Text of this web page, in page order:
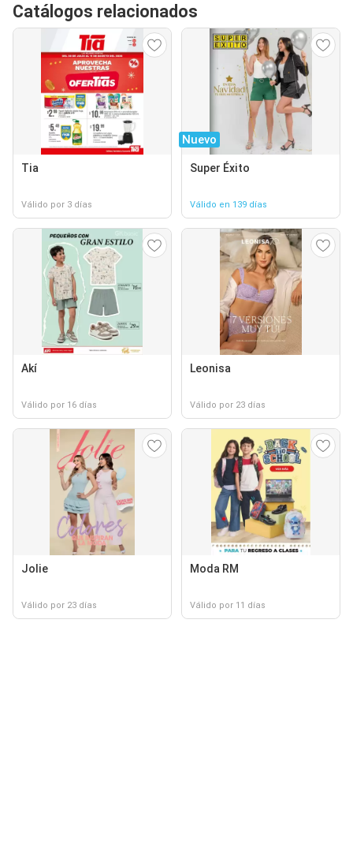
Catálogos relacionados
Tia
Válido por 3 días
Nuevo
Super Éxito
Válido en 139 días
Akí
Válido por 16 días
Leonisa
Válido por 23 días
Jolie
Válido por 23 días
Moda RM
Válido por 11 días